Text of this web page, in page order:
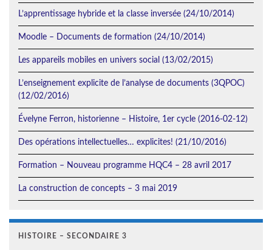
L’apprentissage hybride et la classe inversée (24/10/2014)
Moodle – Documents de formation (24/10/2014)
Les appareils mobiles en univers social (13/02/2015)
L’enseignement explicite de l’analyse de documents (3QPOC)
(12/02/2016)
Évelyne Ferron, historienne – Histoire, 1er cycle (2016-02-12)
Des opérations intellectuelles… explicites! (21/10/2016)
Formation – Nouveau programme HQC4 – 28 avril 2017
La construction de concepts – 3 mai 2019
HISTOIRE – SECONDAIRE 3